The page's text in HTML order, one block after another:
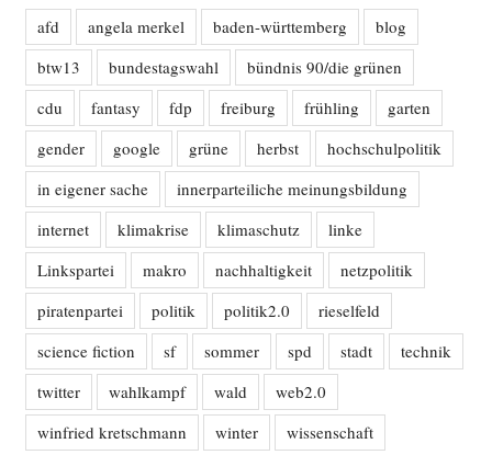
afd angela merkel baden-württemberg
blog
btw13
bundestagswahl
bündnis 90/die grünen
cdu
fantasy fdp freiburg frühling
garten
gender
google grüne herbst
hochschulpolitik
in eigener sache
innerparteiliche meinungsbildung
internet
klimakrise klimaschutz
linke
Linkspartei
makro nachhaltigkeit
netzpolitik
piratenpartei
politik politik2.0
rieselfeld
science fiction
sf sommer spd stadt
technik
twitter
wahlkampf wald
web2.0
winfried kretschmann
winter wissenschaft